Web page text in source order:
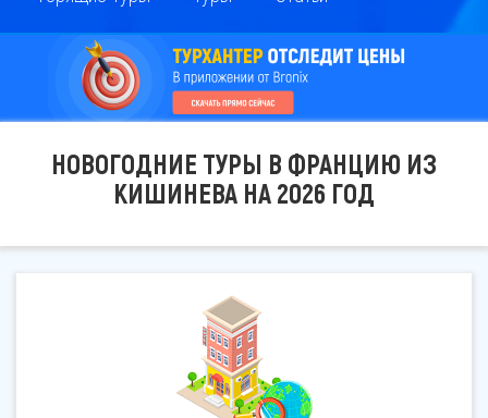
НОВОГОДНИЕ ТУРЫ В ФРАНЦИЮ ИЗ
КИШИНЕВА НА 2026 ГОД